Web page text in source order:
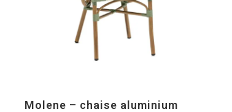
Molene – chaise aluminium